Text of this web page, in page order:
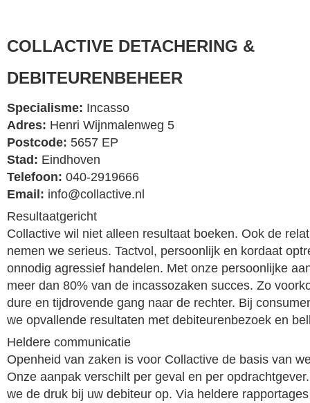
COLLACTIVE DETACHERING &
DEBITEURENBEHEER
Specialisme: Incasso
Adres: Henri Wijnmalenweg 5
Postcode: 5657 EP
Stad: Eindhoven
Telefoon: 040-2919666
Email: info@collactive.nl
Resultaatgericht
Collactive wil niet alleen resultaat boeken. Ook de
nemen we serieus. Tactvol, persoonlijk en kordaat
onnodig agressief handelen. Met onze persoonlijke
meer dan 80% van de incassozaken succes. Zo
dure en tijdrovende gang naar de rechter. Bij
we opvallende resultaten met debiteurenbezoek en
Heldere communicatie
Openheid van zaken is voor Collactive de basis van
Onze aanpak verschilt per geval en per
we de druk bij uw debiteur op. Via heldere